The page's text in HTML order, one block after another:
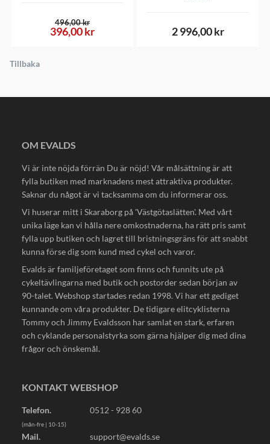
396,00 kr
496,00 kr
2 996,00 kr
Tillbaka
OM EVALDS
Vi är inte nöjda förrän Du är nöjd! Vår målsättning är att
fylla butiken med marknadens mest attraktiva produkter.
Saknar du något är vi tacksamma om du informerar oss.
Vi huserar mitt i Skaraborg på 'Västgötaslätten'. Med vårt
unika läge kan vi hålla nere omkostnaderna, ha rätt pris samt
fylla upp butiken och lagret till bristningsgräns för att snabbt
kunna förse dig som kund med cykel och varor.
Evalds är familjeföretaget som finns och funnits ute på
cykeltävlingarna med butik och postorder sedan början av
90-talet. Webshop startades redan 1998. Vi har ett gediget
kunnande om våra produkter. De tidigare elitcyklisterna
Tommy och Jimmy Evaldsson har samlat en stark, erfaren
och cyklande personalstyrka som gärna hjälper dig med dina
frågor och önskemål.
KONTAKT WEBSHOP
Telefon. 0512 - 928 60
(mån-fre | 10-15)
Mail.
support@evalds.se